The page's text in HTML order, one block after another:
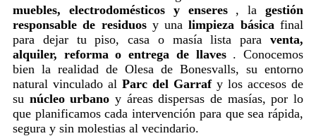
muebles, electrodomésticos y enseres, la gestión
responsable de residuosy unalimpieza básica final
para dejar tu piso, casa o masía lista para venta,
alquiler, reforma o entrega de llaves. Conocemos
bien la realidad de Olesa de Bonesvalls, su entorno
natural vinculado al Parc del Garrafy los accesos de
su núcleo urbano y áreas dispersas de masías, por lo
que planificamos cada intervención para que sea rápida,
segura y sin molestias al vecindario.